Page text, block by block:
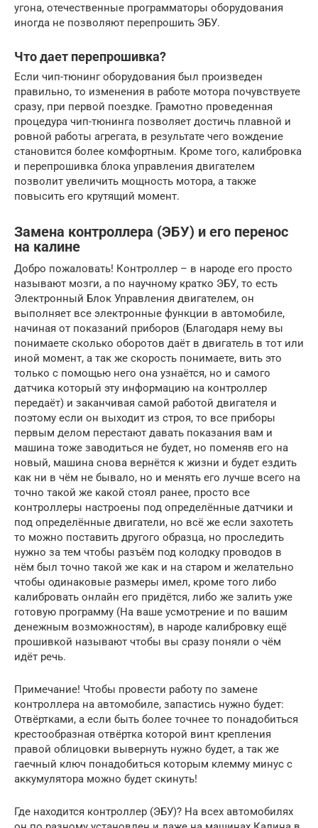
угона, отечественные программаторы оборудования
иногда не позволяют перепрошить ЭБУ.
Что дает перепрошивка?
Если чип-тюнинг оборудования был произведен
правильно, то изменения в работе мотора почувствуете
сразу, при первой поездке. Грамотно проведенная
процедура чип-тюнинга позволяет достичь плавной и
ровной работы агрегата, в результате чего вождение
становится более комфортным. Кроме того, калибровка
и перепрошивка блока управления двигателем
позволит увеличить мощность мотора, а также
повысить его крутящий момент.
Замена контроллера (ЭБУ) и его перенос
на калине
Добро пожаловать! Контроллер – в народе его просто
называют мозги, а по научному кратко ЭБУ, то есть
Электронный Блок Управления двигателем, он
выполняет все электронные функции в автомобиле,
начиная от показаний приборов (Благодаря нему вы
понимаете сколько оборотов даёт в двигатель в тот или
иной момент, а так же скорость понимаете, вить это
только с помощью него она узнаётся, но и самого
датчика который эту информацию на контроллер
передаёт) и заканчивая самой работой двигателя и
поэтому если он выходит из строя, то все приборы
первым делом перестают давать показания вам и
машина тоже заводиться не будет, но поменяв его на
новый, машина снова вернётся к жизни и будет ездить
как ни в чём не бывало, но и менять его лучше всего на
точно такой же какой стоял ранее, просто все
контроллеры настроены под определённые датчики и
под определённые двигатели, но всё же если захотеть
то можно поставить другого образца, но проследить
нужно за тем чтобы разъём под колодку проводов в
нём был точно такой же как и на старом и желательно
чтобы одинаковые размеры имел, кроме того либо
калибровать онлайн его придётся, либо же залить уже
готовую программу (На ваше усмотрение и по вашим
денежным возможностям), в народе калибровку ещё
прошивкой называют чтобы вы сразу поняли о чём
идёт речь.
Примечание! Чтобы провести работу по замене
контроллера на автомобиле, запастись нужно будет:
Отвёртками, а если быть более точнее то понадобиться
крестообразная отвёртка которой винт крепления
правой облицовки вывернуть нужно будет, а так же
гаечный ключ понадобиться которым клемму минус с
аккумулятора можно будет скинуть!
Где находится контроллер (ЭБУ)? На всех автомобилях